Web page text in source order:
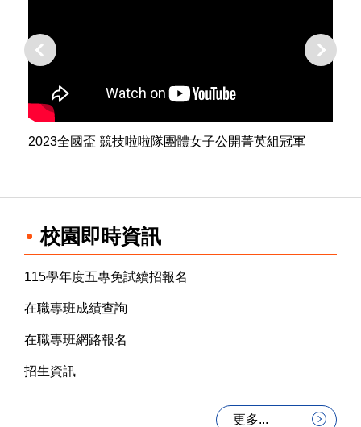
2023全國盃 競技啦啦隊團體女子公開菁英組冠軍
校園即時資訊
115學年度五專免試續招報名
在職專班成績查詢
在職專班網路報名
招生資訊
更多...